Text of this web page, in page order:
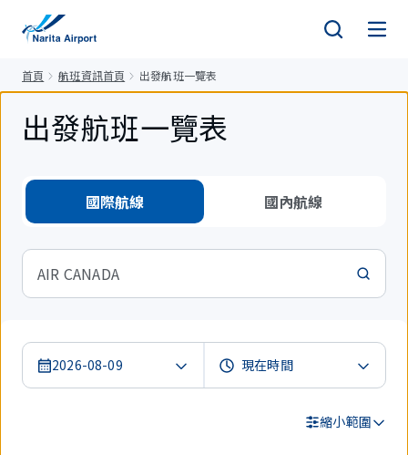
首頁 航班資訊首頁 出發航班一覽表
出發航班一覽表
國際航線 國內航線
AIR CANADA
2026-08-09
縮小範圍